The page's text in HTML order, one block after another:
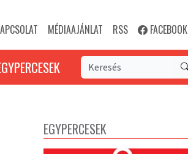
MÉDIAAJÁNLAT RSS FACEBOOK
EGYPERCESEK